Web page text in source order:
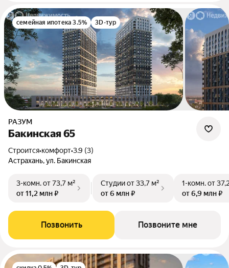
семейная ипотека 3.5% 3D-тур
РАЗУМ
Бакинская 65
Строится•комфорт•3.9 (3)
Астрахань, ул. Бакинская
3-комн.от 73,7 м²
от 11,2 млн ₽
Студииот 33,7 м²
от 6 млн ₽
1-комн.от
от 6,9 млн ₽
Позвонить Позвоните мне